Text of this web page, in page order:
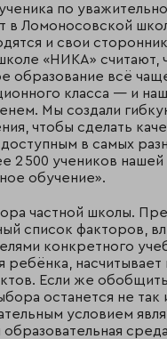
по
в Ломоносовской
и свои
«НИКА» считают,
образование всё
класса — и
Мы создали
чтобы сделать
в самых
2 500 учеников
обучение».
частной школы.
список факторов,
конкретного
ребёнка, насчитывает
Если же
останется не так
условием
образовательная